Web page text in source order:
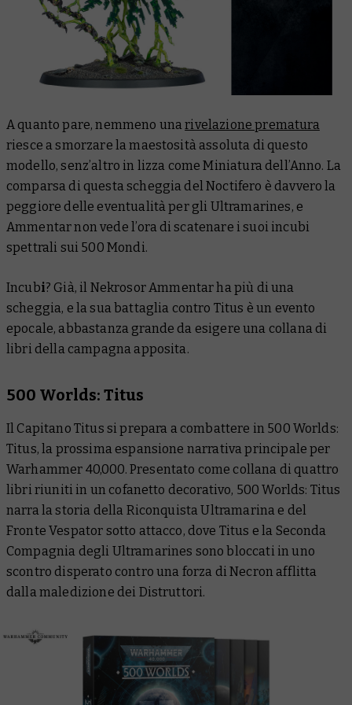
A quanto pare, nemmeno unarivelazione prematura
riesce a smorzare la maestosità assoluta di questo
modello, senz’altro in lizza come Miniatura dell’Anno. La
comparsa di questa scheggia del Noctifero è davvero la
peggiore delle eventualità per gli Ultramarines, e
Ammentar non vede l’ora di scatenare i suoi incubi
spettrali sui 500 Mondi.
Incubi? Già, il Nekrosor Ammentar ha più di una
scheggia, e la sua battaglia contro Titus è un evento
epocale, abbastanza grande da esigere una collana di
libri della campagna apposita.
500 Worlds: Titus
Il Capitano Titus si prepara a combattere in 500 Worlds:
Titus, la prossima espansione narrativa principale per
Warhammer 40,000. Presentato come collana di quattro
libri riuniti in un cofanetto decorativo, 500 Worlds: Titus
narra la storia della Riconquista Ultramarina e del
Fronte Vespator sotto attacco, dove Titus e la Seconda
Compagnia degli Ultramarines sono bloccati in uno
scontro disperato contro una forza di Necron afflitta
dalla maledizione dei Distruttori.